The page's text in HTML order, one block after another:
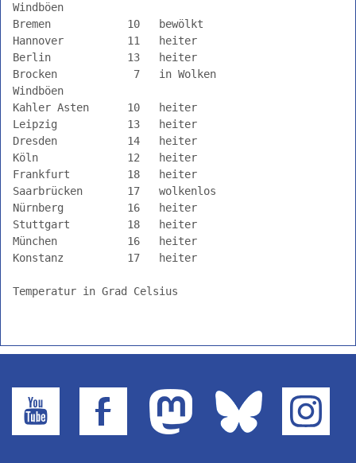
Windböen
Bremen            10   bewölkt
Hannover          11   heiter
Berlin            13   heiter
Brocken            7   in Wolken
Windböen
Kahler Asten      10   heiter
Leipzig           13   heiter
Dresden           14   heiter
Köln              12   heiter
Frankfurt         18   heiter
Saarbrücken       17   wolkenlos
Nürnberg          16   heiter
Stuttgart         18   heiter
München           16   heiter
Konstanz          17   heiter
Temperatur in Grad Celsius